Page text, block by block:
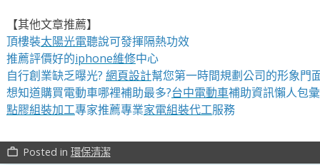
【其他文章推薦】
頂樓裝太陽光電聽說可發揮隔熱功效
推薦評價好的iphone維修中心
自行創業缺乏曝光? 網頁設計幫您第一時間規劃公司的形象門
想知道購買電動車哪裡補助最多?台中電動車補助資訊懶人包
點膠組裝加工專家推薦專業家電組裝代工服務
work_outline Posted in 環保清潔